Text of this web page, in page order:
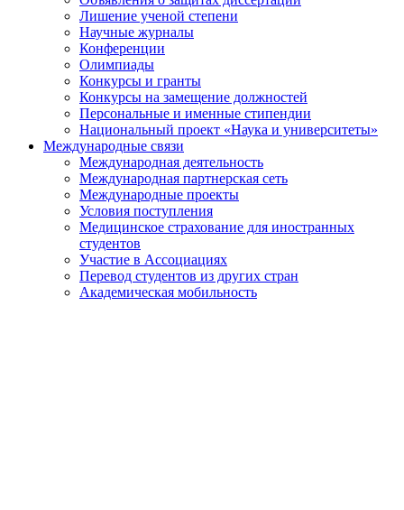
Лишение ученой степени
Научные журналы
Конференции
Олимпиады
Конкурсы и гранты
Конкурсы на замещение должностей
Персональные и именные стипендии
Национальный проект «Наука и университеты»
Международные связи
Международная деятельность
Международная партнерская сеть
Международные проекты
Условия поступления
Медицинское страхование для иностранных
студентов
Участие в Ассоциациях
Перевод студентов из других стран
Академическая мобильность